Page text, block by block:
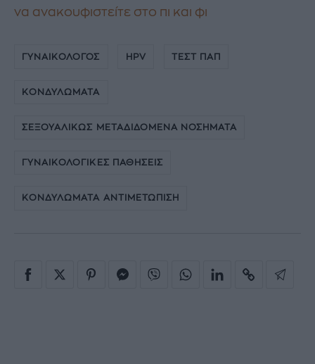
να ανακουφιστείτε στο πι και φι
ΓΥΝΑΙΚΟΛΟΓΟΣ HPV ΤΕΣΤ ΠΑΠ
ΚΟΝΔΥΛΩΜΑΤΑ
ΣΕΞΟΥΑΛΙΚΩΣ ΜΕΤΑΔΙΔΟΜΕΝΑ ΝΟΣΗΜΑΤΑ
ΓΥΝΑΙΚΟΛΟΓΙΚΕΣ ΠΑΘΗΣΕΙΣ
ΚΟΝΔΥΛΩΜΑΤΑ ΑΝΤΙΜΕΤΩΠΙΣΗ